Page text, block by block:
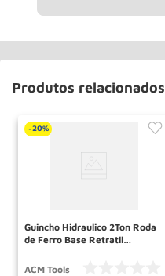
Produtos relacionados
-20%
Guincho Hidraulico 2Ton Roda
de Ferro Base Retratil
TOOLS
ACM Tools